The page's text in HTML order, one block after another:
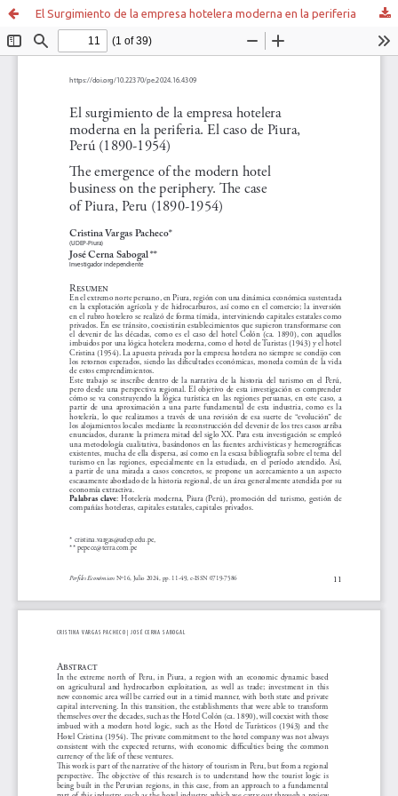
El Surgimiento de la empresa hotelera moderna en la periferia